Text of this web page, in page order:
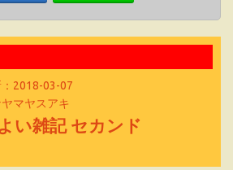
2018-03-07
マヤスアキ
い雑記 セカンド